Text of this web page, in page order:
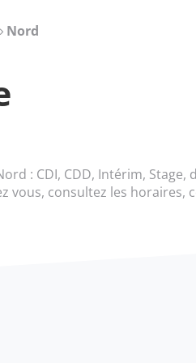
Nord
: CDI, CDD, Intérim,
vous, consultez les